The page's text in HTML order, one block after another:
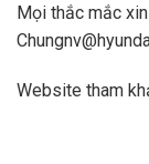
Mọi thắc mắc
Website tham